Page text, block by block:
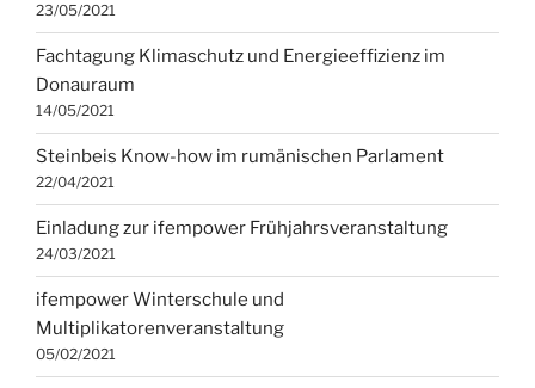
23/05/2021
Fachtagung Klimaschutz und Energieeffizienz im
Donauraum
14/05/2021
Steinbeis Know-how im rumänischen Parlament
22/04/2021
Einladung zur ifempower Frühjahrsveranstaltung
24/03/2021
ifempower Winterschule und
Multiplikatorenveranstaltung
05/02/2021